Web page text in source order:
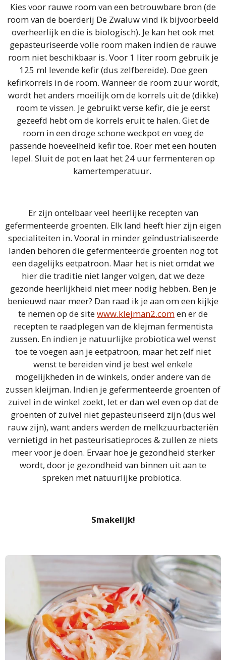
Kies voor rauwe room van een betrouwbare bron (de
room van de boerderij De Zwaluw vind ik bijvoorbeeld
overheerlijk en die is biologisch). Je kan het ook met
gepasteuriseerde volle room maken indien de rauwe
room niet beschikbaar is. Voor 1 liter room gebruik je
125 ml levende kefir (dus zelfbereide). Doe geen
kefirkorrels in de room. Wanneer de room zuur wordt,
wordt het anders moeilijk om de korrels uit de (dikke)
room te vissen. Je gebruikt verse kefir, die je eerst
gezeefd hebt om de korrels eruit te halen. Giet de
room in een droge schone weckpot en voeg de
passende hoeveelheid kefir toe. Roer met een houten
lepel. Sluit de pot en laat het 24 uur fermenteren op
kamertemperatuur.
Er zijn ontelbaar veel heerlijke recepten van
gefermenteerde groenten. Elk land heeft hier zijn eigen
specialiteiten in. Vooral in minder geïndustrialiseerde
landen behoren die gefermenteerde groenten nog tot
een dagelijks eetpatroon. Maar het is niet omdat we
hier die traditie niet langer volgen, dat we deze
gezonde heerlijkheid niet meer nodig hebben. Ben je
benieuwd naar meer? Dan raad ik je aan om een kijkje
te nemen op de sitewww.klejman2.comen er de
recepten te raadplegen van de klejman fermentista
zussen. En indien je natuurlijke probiotica wel wenst
toe te voegen aan je eetpatroon, maar het zelf niet
wenst te bereiden vind je best wel enkele
mogelijkheden in de winkels, onder andere van de
zussen kleijman. Indien je gefermenteerde groenten of
zuivel in de winkel zoekt, let er dan wel even op dat de
groenten of zuivel niet gepasteuriseerd zijn (dus wel
rauw zijn), want anders werden de melkzuurbacteriën
vernietigd in het pasteurisatieproces & zullen ze niets
meer voor je doen. Ervaar hoe je gezondheid sterker
wordt, door je gezondheid van binnen uit aan te
spreken met natuurlijke probiotica.
Smakelijk!